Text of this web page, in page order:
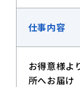
仕事内容
お得意様よ
所へお届け